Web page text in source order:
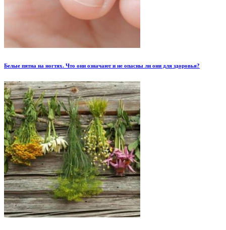
Белые пятна на ногтях. Что они означают и не опасны ли они для здоровья?